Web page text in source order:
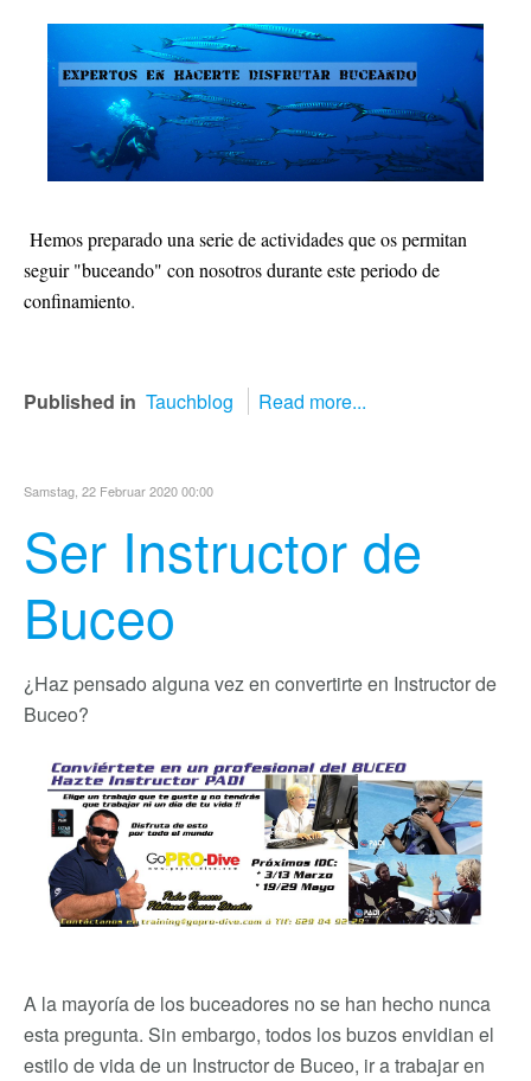
Hemos preparado una serie de actividades que os permitan
seguir "buceando" con nosotros durante este periodo de
confinamiento.
Published in Tauchblog Read more...
Samstag, 22 Februar 2020 00:00
Ser Instructor de
Buceo
¿Haz pensado alguna vez en convertirte en Instructor de
Buceo?
A la mayoría de los buceadores no se han hecho nunca
esta pregunta. Sin embargo, todos los buzos envidian el
estilo de vida de un Instructor de Buceo, ir a trabajar en